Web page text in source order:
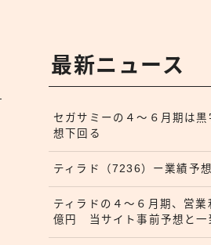
最新ニュース
セガサミーの４〜６月期は
想下回る
ティラド（7236）ー業績予
ティラドの４〜６月期、営
億円 当サイト事前予想と一